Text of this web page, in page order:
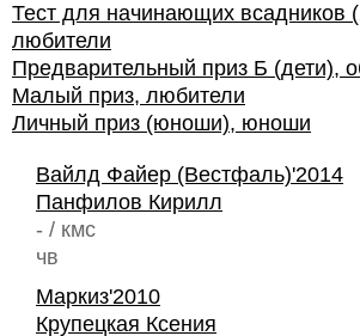
Тест для начинающих всадников
любители
Предварительный приз Б (дети),
Малый приз, любители
Личный приз (юноши), юноши
Вайлд Файер (Вестфаль)'2014
Панфилов Кирилл
- / кмс
чв
Маркиз'2010
Крупецкая Ксения